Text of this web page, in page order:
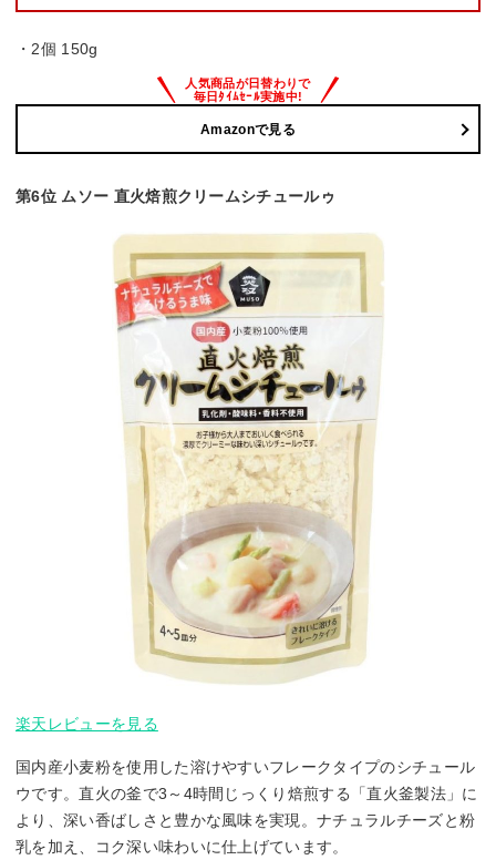
・2個 150g
Amazonで見る
第6位 ムソー 直火焙煎クリームシチュールゥ
楽天レビューを見る
国内産小麦粉を使用した溶けやすいフレークタイプのシチュール
ウです。直火の釜で3～4時間じっくり焙煎する「直火釜製法」に
より、深い香ばしさと豊かな風味を実現。ナチュラルチーズと粉
乳を加え、コク深い味わいに仕上げています。